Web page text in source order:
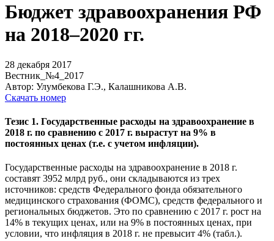
Бюджет здравоохранения РФ
на 2018–2020 гг.
28 декабря 2017
Вестник_№4_2017
Автор: Улумбекова Г.Э., Калашникова А.В.
Скачать номер
Тезис 1. Государственные расходы на здравоохранение в
2018 г. по сравнению с 2017 г. вырастут на 9% в
постоянных ценах (т.е. с учетом инфляции).
Государственные расходы на здравоохранение в 2018 г.
составят 3952 млрд руб., они складываются из трех
источников: средств Федерального фонда обязательного
медицинского страхования (ФОМС), средств федерального и
региональных бюджетов. Это по сравнению с 2017 г. рост на
14% в текущих ценах, или на 9% в постоянных ценах, при
условии, что инфляция в 2018 г. не превысит 4% (табл.).